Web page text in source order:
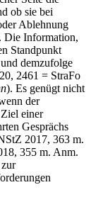
ob sie bei
Ablehnung
Die Information,
Standpunkt
demzufolge
2461 = StraFo
). Es genügt nicht
der
einer
Gesprächs
2017, 363 m.
355 m. Anm.